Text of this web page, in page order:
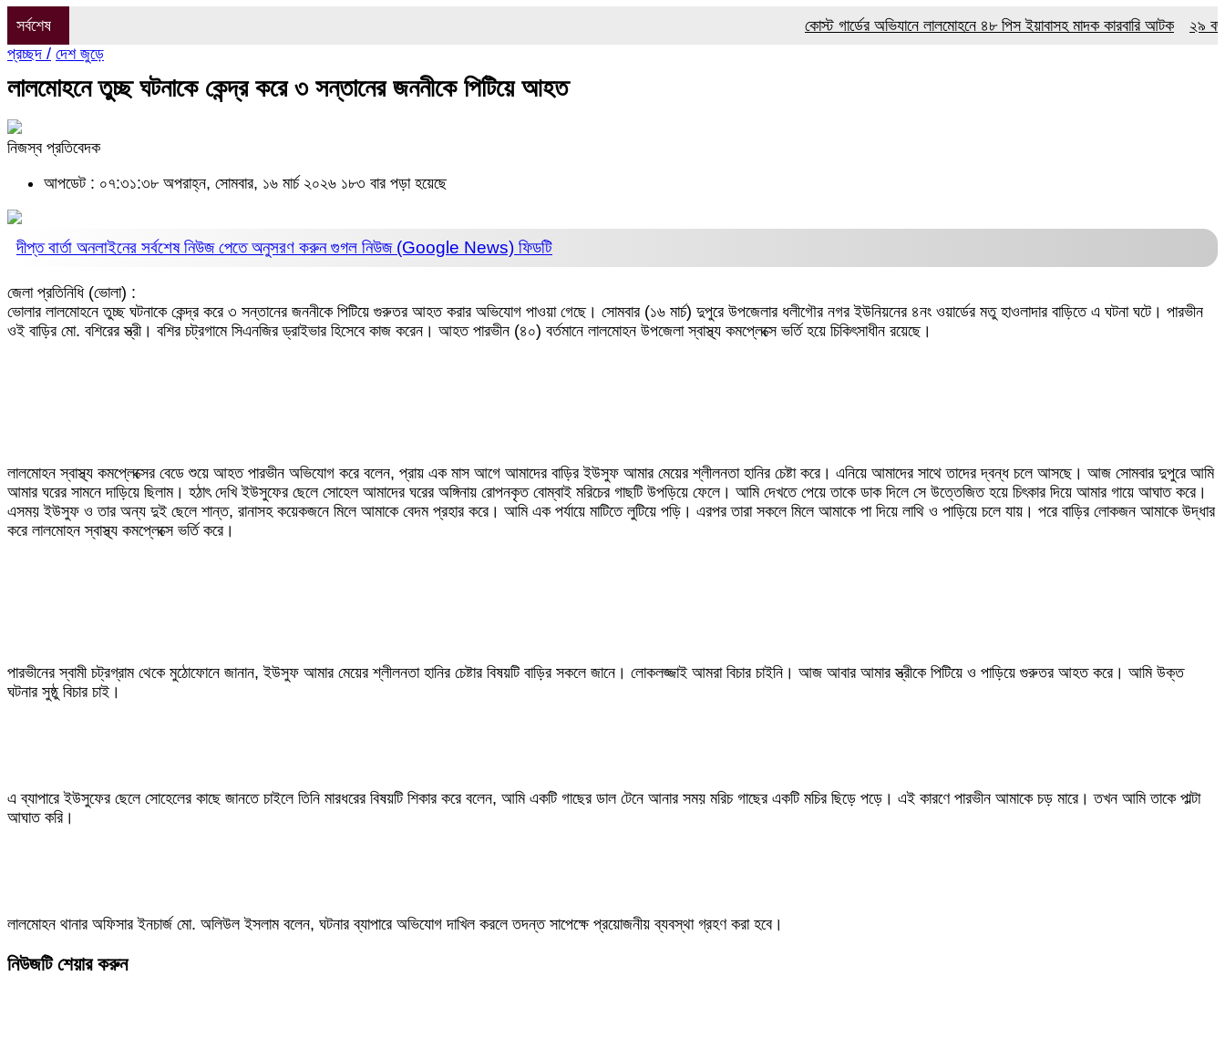
সর্বশেষ কোস্ট গার্ডের অভিযানে লালমোহনে ৪৮ পিস ইয়াবাসহ মাদক কারবারি আটক
২৯ বছর ধরে
প্রচ্ছদ / দেশ জুড়ে
লালমোহনে তুচ্ছ ঘটনাকে কেন্দ্র করে ৩ সন্তানের জননীকে পিটিয়ে আহত
নিজস্ব প্রতিবেদক
আপডেট : ০৭:৩১:৩৮ অপরাহ্ন, সোমবার, ১৬ মার্চ ২০২৬ ১৮৩ বার পড়া হয়েছে
দীপ্ত বার্তা অনলাইনের সর্বশেষ নিউজ পেতে অনুসরণ করুনগুগল নিউজ (Google News) ফিডটি
জেলা প্রতিনিধি (ভোলা) :
ভোলার লালমোহনে তুচ্ছ ঘটনাকে কেন্দ্র করে ৩ সন্তানের জননীকে পিটিয়ে গুরুতর আহত করার অভিযোগ পাওয়া গেছে। সোমবার (১৬ মার্চ) দুপুরে উপজেলার ধলীগৌর নগর ইউনিয়নের ৪নং ওয়ার্ডের মতু হাওলাদার বাড়িতে এ ঘটনা ঘটে। পারভীন
ওই বাড়ির মো. বশিরের স্ত্রী। বশির চট্রগামে সিএনজির ড্রাইভার হিসেবে কাজ করেন। আহত পারভীন (৪০) বর্তমানে লালমোহন উপজেলা স্বাস্থ্য কমপ্লেক্সে ভর্তি হয়ে চিকিৎসাধীন রয়েছে।
লালমোহন স্বাস্থ্য কমপ্লেক্সের বেডে শুয়ে আহত পারভীন অভিযোগ করে বলেন, প্রায় এক মাস আগে আমাদের বাড়ির ইউসুফ আমার মেয়ের শ্লীলনতা হানির চেষ্টা করে। এনিয়ে আমাদের সাথে তাদের দ্বন্ধ চলে আসছে। আজ সোমবার দুপুরে আমি
আমার ঘরের সামনে দাড়িয়ে ছিলাম। হঠাৎ দেখি ইউসুফের ছেলে সোহেল আমাদের ঘরের অঙ্গিনায় রোপনকৃত বোম্বাই মরিচের গাছটি উপড়িয়ে ফেলে। আমি দেখতে পেয়ে তাকে ডাক দিলে সে উত্তেজিত হয়ে চিৎকার দিয়ে আমার গায়ে আঘাত করে।
এসময় ইউসুফ ও তার অন্য দুই ছেলে শান্ত, রানাসহ কয়েকজনে মিলে আমাকে বেদম প্রহার করে। আমি এক পর্যায়ে মাটিতে লুটিয়ে পড়ি। এরপর তারা সকলে মিলে আমাকে পা দিয়ে লাথি ও পাড়িয়ে চলে যায়। পরে বাড়ির লোকজন আমাকে উদ্ধার
করে লালমোহন স্বাস্থ্য কমপ্লেক্সে ভর্তি করে।
পারভীনের স্বামী চট্রগ্রাম থেকে মুঠোফোনে জানান, ইউসুফ আমার মেয়ের শ্লীলনতা হানির চেষ্টার বিষয়টি বাড়ির সকলে জানে। লোকলজ্জাই আমরা বিচার চাইনি। আজ আবার আমার স্ত্রীকে পিটিয়ে ও পাড়িয়ে গুরুতর আহত করে। আমি উক্ত
ঘটনার সুষ্ঠু বিচার চাই।
এ ব্যাপারে ইউসুফের ছেলে সোহেলের কাছে জানতে চাইলে তিনি মারধরের বিষয়টি শিকার করে বলেন, আমি একটি গাছের ডাল টেনে আনার সময় মরিচ গাছের একটি মচির ছিড়ে পড়ে। এই কারণে পারভীন আমাকে চড় মারে। তখন আমি তাকে পাল্টা
আঘাত করি।
লালমোহন থানার অফিসার ইনচার্জ মো. অলিউল ইসলাম বলেন, ঘটনার ব্যাপারে অভিযোগ দাখিল করলে তদন্ত সাপেক্ষে প্রয়োজনীয় ব্যবস্থা গ্রহণ করা হবে।
নিউজটি শেয়ার করুন